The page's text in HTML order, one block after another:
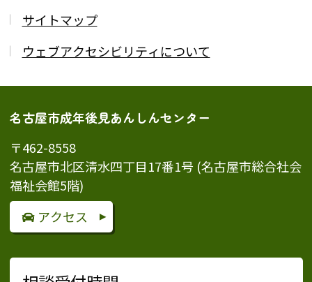
サイトマップ
ウェブアクセシビリティについて
名古屋市成年後見あんしんセンター
〒462-8558
名古屋市北区清水四丁目17番1号 (名古屋市総合社会
福祉会館5階)
アクセス